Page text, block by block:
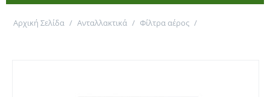
Αρχική Σελίδα / Ανταλλακτικά / Φίλτρα αέρος /